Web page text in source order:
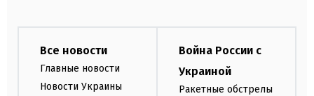
Все новости
Главные новости
Новости Украины
Война России с
Украиной
Ракетные обстрелы